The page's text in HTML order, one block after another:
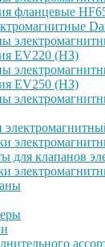
фланцевые
EV220 (НЗ)
EV250 (НЗ)
для клапанов